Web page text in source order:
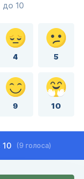
до 10
4 5
9 10
10 (9 голоса)